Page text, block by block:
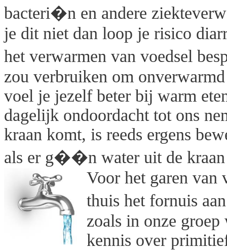
bacteri�n en andere
je dit niet dan loop je risico
het verwarmen van voedsel
zou verbruiken om
voel je jezelf beter bij warm
dagelijk ondoordacht tot ons
kraan komt, is reeds ergens
als er g��n water uit de kraan
Voor het garen van
thuis het fornuis
zoals in onze
kennis over